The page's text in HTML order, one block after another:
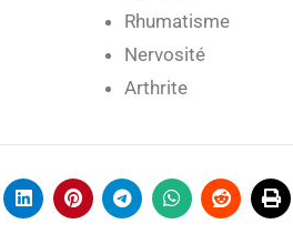
Rhumatisme
Nervosité
Arthrite